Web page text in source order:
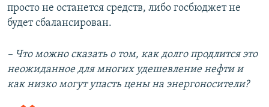
просто не останется средств, либо госбюджет не
будет сбалансирован.
– Что можно сказать о том, как долго продлится это
неожиданное для многих удешевление нефти и
как низко могут упасть цены на энергоносители?